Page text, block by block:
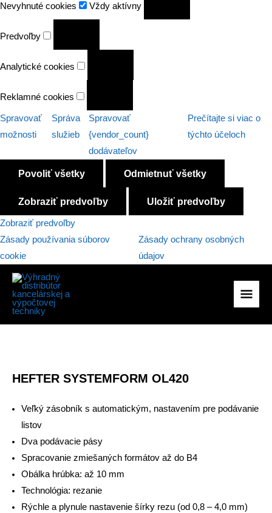
Nevyhnuté cookies
cookies
Vždy aktívny
Predvoľby
Analytické cookies
Reklamné cookies
Spravovať
možnosti
Správa
služieb
Spravovať
{vendor_count}
dodávateľov
Prečítajte si viac o
týchto účeloch
Povoliť všetky Odmietnuť všetky
Zobraziť predvoľby Uložiť predvoľby
Zobraziť predvoľby
Zásady používania súborov
cookie
Zásady ochrany osobných
údajov
Preskočiť
obsah
HEFTER SYSTEMFORM OL420
Veľký zásobník s automatickým, nastavením pre podávanie
listov
Dva podávacie pásy
Spracovanie zmiešaných formátov až do B4
Obálka hrúbka: až 10 mm
Technológia: rezanie
Rýchle a plynule nastavenie šírky rezu (od 0,8 – 4,0 mm)